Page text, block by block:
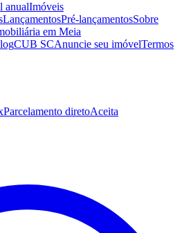
anualImóveis
LançamentosPré-lançamentosSobre
em Meia
CUB SCAnuncie seu imóvelTermos
Parcelamento diretoAceita